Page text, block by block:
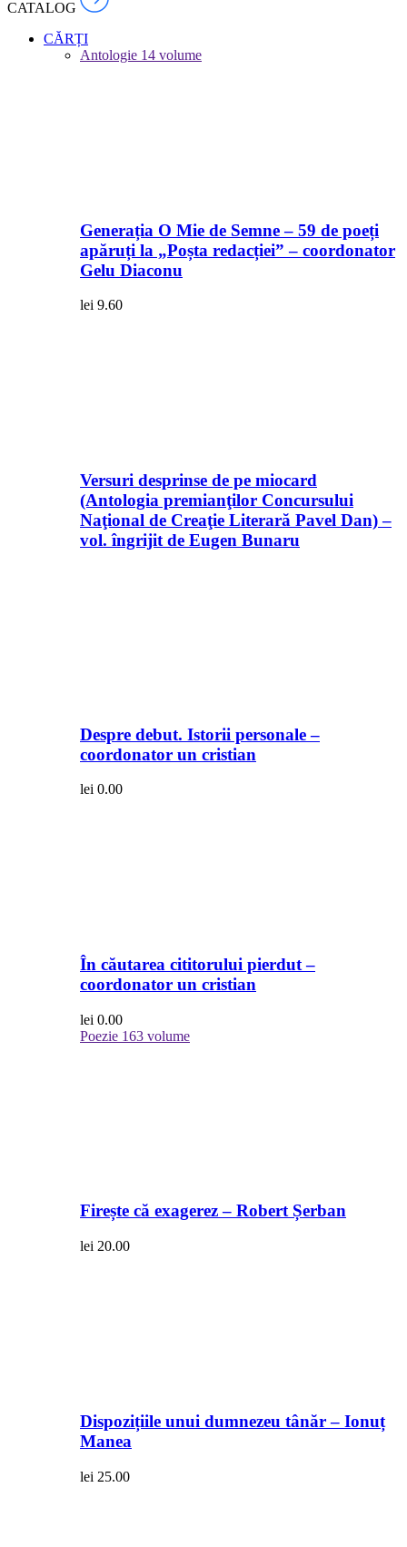
CATALOG
CĂRȚI
Antologie 14 volume
Generația O Mie de Semne – 59 de poeți
apăruți la „Poșta redacției” – coordonator
Gelu Diaconu
lei 9.60
Versuri desprinse de pe miocard
(Antologia premianţilor Concursului
Naţional de Creaţie Literară Pavel Dan) –
vol. îngrijit de Eugen Bunaru
Despre debut. Istorii personale –
coordonator un cristian
lei 0.00
În căutarea cititorului pierdut –
coordonator un cristian
lei 0.00
Poezie 163 volume
Firește că exagerez – Robert Șerban
lei 20.00
Dispozițiile unui dumnezeu tânăr – Ionuț
Manea
lei 25.00